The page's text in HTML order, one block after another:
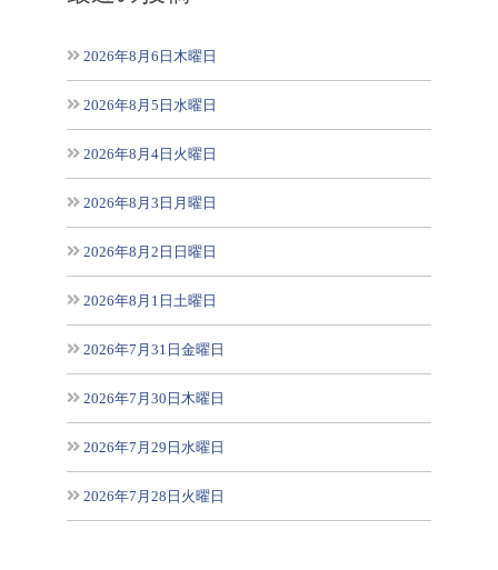
2026年8月6日木曜日
2026年8月5日水曜日
2026年8月4日火曜日
2026年8月3日月曜日
2026年8月2日日曜日
2026年8月1日土曜日
2026年7月31日金曜日
2026年7月30日木曜日
2026年7月29日水曜日
2026年7月28日火曜日